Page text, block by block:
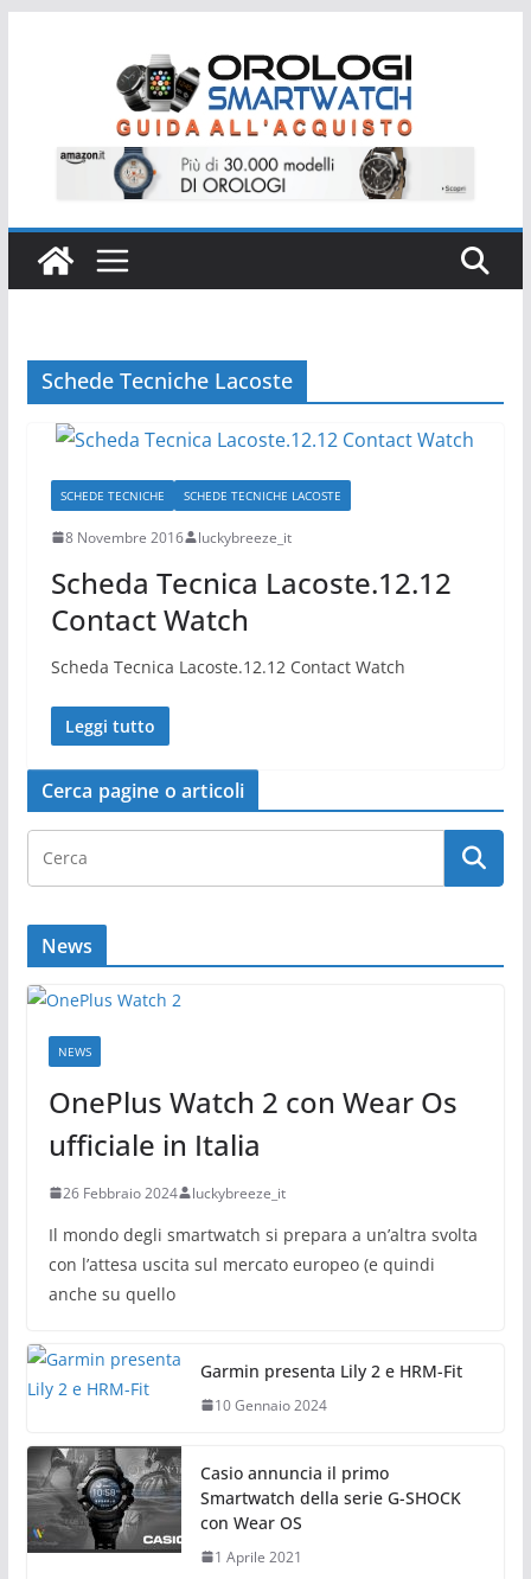
Schede Tecniche Lacoste
SCHEDE TECNICHE SCHEDE TECNICHE LACOSTE
8 Novembre 2016 luckybreeze_it
Scheda Tecnica Lacoste.12.12
Contact Watch
Scheda Tecnica Lacoste.12.12 Contact Watch
Leggi tutto
Cerca pagine o articoli
News
NEWS
OnePlus Watch 2 con Wear Os
ufficiale in Italia
26 Febbraio 2024 luckybreeze_it
Il mondo degli smartwatch si prepara a un’altra svolta
con l’attesa uscita sul mercato europeo (e quindi
anche su quello
Garmin presenta Lily 2 e HRM-Fit
10 Gennaio 2024
Casio annuncia il primo
Smartwatch della serie G-SHOCK
con Wear OS
1 Aprile 2021